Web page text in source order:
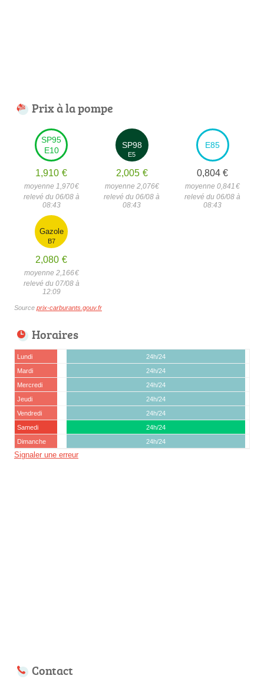
Prix à la pompe
SP95
E10
1,910 €
moyenne 1,970€
relevé du 06/08 à
08:43
SP98
E5
2,005 €
moyenne 2,076€
relevé du 06/08 à
08:43
E85
0,804 €
moyenne 0,841 €
relevé du 06/08 à
08:43
Gazole
B7
2,080 €
moyenne 2,166€
relevé du 07/08 à
12:09
Source prix-carburants.gouv.fr
Horaires
Lundi
24h/24
Mardi
24h/24
Mercredi
24h/24
Jeudi
24h/24
Vendredi
24h/24
Samedi
24h/24
Dimanche
24h/24
Signaler une erreur
Contact